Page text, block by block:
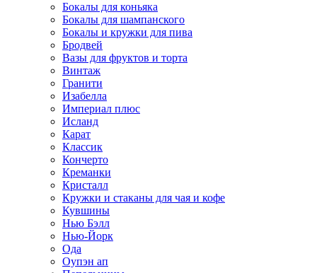
Бокалы для коньяка
Бокалы для шампанского
Бокалы и кружки для пива
Бродвей
Вазы для фруктов и торта
Винтаж
Гранити
Изабелла
Империал плюс
Исланд
Карат
Классик
Кончерто
Креманки
Кристалл
Кружки и стаканы для чая и кофе
Кувшины
Нью Бэлл
Нью-Йорк
Ода
Оупэн ап